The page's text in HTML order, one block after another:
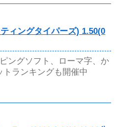
ィングタイパーズ) 1.50(0
ングソフト、ローマ字、か
ランキングも開催中